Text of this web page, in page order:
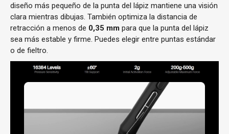
diseño más pequeño de la punta del lápiz mantiene una visión
clara mientras dibujas. También optimiza la distancia de
retracción a menos de 0,35 mm para que la punta del lápiz
sea más estable y firme. Puedes elegir entre puntas estándar
o de fieltro.